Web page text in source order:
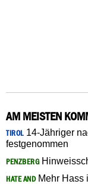
AM MEISTEN
TIROL14-Jähriger
festgenommen
PENZBERG
HATE ANDMehr Hass